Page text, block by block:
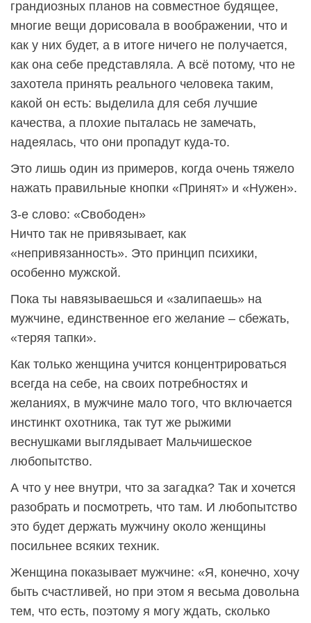
грандиозных планов на совместное будящее,
многие вещи дорисовала в воображении, что и
как у них будет, а в итоге ничего не получается,
как она себе представляла. А всё потому, что не
захотела принять реального человека таким,
какой он есть: выделила для себя лучшие
качества, а плохие пыталась не замечать,
надеялась, что они пропадут куда-то.
Это лишь один из примеров, когда очень тяжело
нажать правильные кнопки «Принят» и «Нужен».
3-е слово: «Свободен»
Ничто так не привязывает, как
«непривязанность». Это принцип психики,
особенно мужской.
Пока ты навязываешься и «залипаешь» на
мужчине, единственное его желание – сбежать,
«теряя тапки».
Как только женщина учится концентрироваться
всегда на себе, на своих потребностях и
желаниях, в мужчине мало того, что включается
инстинкт охотника, так тут же рыжими
веснушками выглядывает Мальчишеское
любопытство.
А что у нее внутри, что за загадка? Так и хочется
разобрать и посмотреть, что там. И любопытство
это будет держать мужчину около женщины
посильнее всяких техник.
Женщина показывает мужчине: «Я, конечно, хочу
быть счастливей, но при этом я весьма довольна
тем, что есть, поэтому я могу ждать, сколько